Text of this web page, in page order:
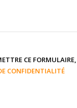
CE
CONFIDENTIALITÉ